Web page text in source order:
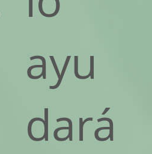
ayu
dará